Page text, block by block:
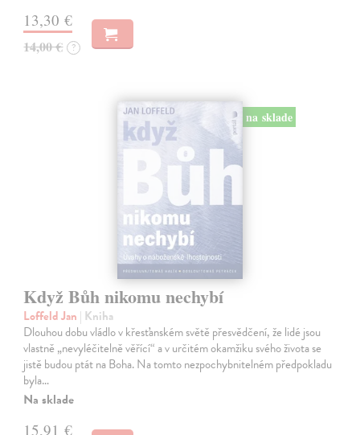
13,30 €
14,00 € ?
na sklade
Když Bůh nikomu nechybí
Loffeld Jan | Kniha
Dlouhou dobu vládlo v křesťanském světě přesvědčení, že lidé jsou
vlastně „nevyléčitelně věřící“ a v určitém okamžiku svého života se
jistě budou ptát na Boha. Na tomto nezpochybnitelném předpokladu
byla…
Na sklade
15,91 €